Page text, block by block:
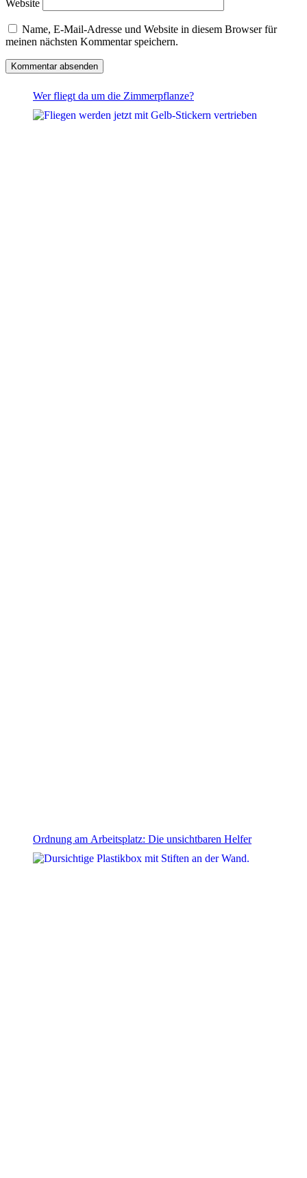
Website
Name, E-Mail-Adresse und Website in diesem Browser für
meinen nächsten Kommentar speichern.
Wer fliegt da um die Zimmerpflanze?
Ordnung am Arbeitsplatz: Die unsichtbaren Helfer